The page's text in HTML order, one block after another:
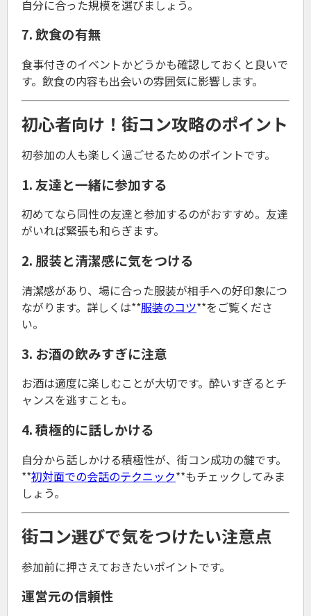
自分に合った規模を選びましょう。
7. 飲食の有無
食事付きのイベントかどうかも確認しておくと良いで
す。飲食の内容も出会いの雰囲気に影響します。
初心者向け！街コン攻略のポイント
初参加の人も楽しく過ごせるためのポイントです。
1. 友達と一緒に参加する
初めてなら同性の友達と参加するのがおすすめ。友達
がいれば緊張も和らぎます。
2. 服装と清潔感に気をつける
清潔感があり、場に合った服装が相手への好印象につ
ながります。詳しくは**服装のコツ**をご覧くださ
い。
3. お酒の飲みすぎに注意
お酒は適度に楽しむことが大切です。酔いすぎるとチ
ャンスを逃すことも。
4. 積極的に話しかける
自分から話しかける積極性が、街コン成功の鍵です。
**初対面での会話のテクニック**もチェックしてみま
しょう。
街コン選びで気をつけたい注意点
参加前に押さえておきたいポイントです。
運営元の信頼性